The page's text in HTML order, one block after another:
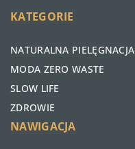
KATEGORIE
NATURALNA PIELĘGNACJA
MODA ZERO WASTE
SLOW LIFE
ZDROWIE
NAWIGACJA